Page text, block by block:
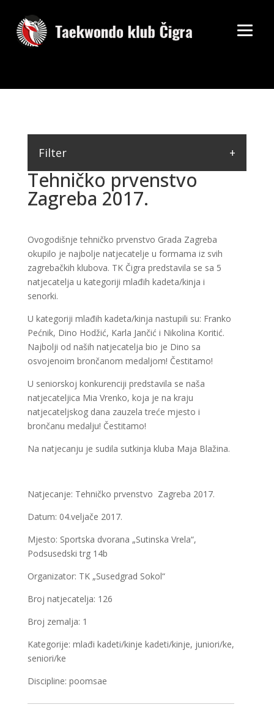
Tehničko prvenstvo
Zagreba 2017.
Ovogodišnje tehničko prvenstvo Grada Zagreba
okupilo je najbolje natjecatelje u formama iz svih
zagrebačkih klubova. TK Čigra predstavila se sa 5
natjecatelja u kategoriji mlađih kadeta/kinja i
senorki.
U kategoriji mlađih kadeta/kinja nastupili su: Franko
Pećnik, Dino Hodžić, Karla Jančić i Nikolina Koritić.
Najbolji od naših natjecatelja bio je Dino sa
osvojenoim brončanom medaljom! Čestitamo!
U seniorskoj konkurenciji predstavila se naša
natjecateljica Mia Vrenko, koja je na kraju
natjecateljskog dana zauzela treće mjesto i
brončanu medalju! Čestitamo!
Na natjecanju je sudila sutkinja kluba Maja Blažina.
Natjecanje: Tehničko prvenstvo Zagreba 2017.
Datum: 04.veljače 2017.
Mjesto: Sportska dvorana „Sutinska Vrela“,
Podsusedski trg 14b
Organizator: TK „Susedgrad Sokol“
Broj natjecatelja: 126
Broj zemalja: 1
Kategorije: mlađi kadeti/kinje kadeti/kinje, juniori/ke,
seniori/ke
Discipline: poomsae
Filter